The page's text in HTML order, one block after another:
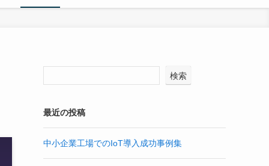
検索
最近の投稿
中小企業工場でのIoT導入成功事例集